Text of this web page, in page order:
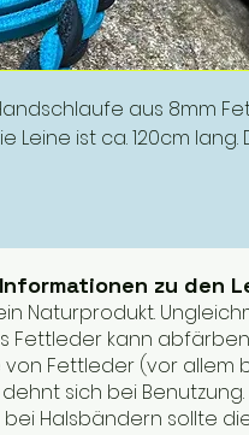
aus 8mm
Leine ist ca. 120cm
zu den
Naturprodukt.
Fettleder kann
von Fettleder (vor allem
sich bei Benutzung.
bei Halsbändern sollte